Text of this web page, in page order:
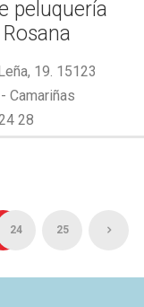
peluquería
19. 15123
Camariñas
28
24 25